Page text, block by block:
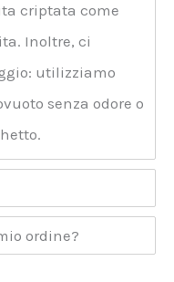
criptata come
Inoltre, ci
utilizziamo
senza odore o
ordine?